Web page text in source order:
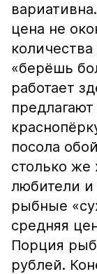
цена не
«берёшь
работает
посола
столько же
любители и
рыбные
средняя
Порция
рублей.